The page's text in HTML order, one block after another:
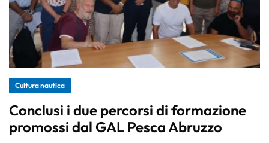
Cultura nautica
Conclusi i due percorsi di formazione
promossi dal GAL Pesca Abruzzo